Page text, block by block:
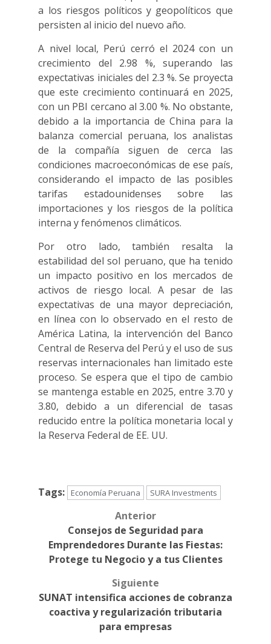
a los riesgos políticos y geopolíticos que
persisten al inicio del nuevo año.
A nivel local, Perú cerró el 2024 con un
crecimiento del 2.98 %, superando las
expectativas iniciales del 2.3 %. Se proyecta
que este crecimiento continuará en 2025,
con un PBI cercano al 3.00 %. No obstante,
debido a la importancia de China para la
balanza comercial peruana, los analistas
de la compañía siguen de cerca las
condiciones macroeconómicas de ese país,
considerando el impacto de las posibles
tarifas estadounidenses sobre las
importaciones y los riesgos de la política
interna y fenómenos climáticos.
Por otro lado, también resalta la
estabilidad del sol peruano, que ha tenido
un impacto positivo en los mercados de
activos de riesgo local. A pesar de las
expectativas de una mayor depreciación,
en línea con lo observado en el resto de
América Latina, la intervención del Banco
Central de Reserva del Perú y el uso de sus
reservas internacionales han limitado este
proceso. Se espera que el tipo de cambio
se mantenga estable en 2025, entre 3.70 y
3.80, debido a un diferencial de tasas
reducido entre la política monetaria local y
la Reserva Federal de EE. UU.
Tags: Economía Peruana SURA Investments
navigation
Anterior
Consejos de Seguridad para
Emprendedores Durante las Fiestas:
Protege tu Negocio y a tus Clientes
Siguiente
SUNAT intensifica acciones de cobranza
coactiva y regularización tributaria
para empresas